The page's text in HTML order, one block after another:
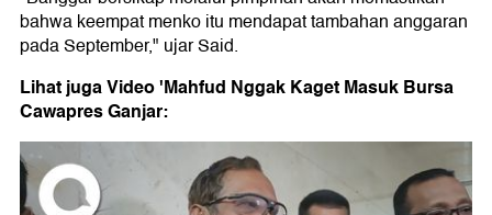
bahwa keempat menko itu mendapat tambahan anggaran
pada September," ujar Said.
Lihat juga Video 'Mahfud Nggak Kaget Masuk Bursa
Cawapres Ganjar: